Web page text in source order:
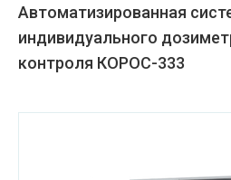
Автоматизированная
индивидуального
контроля КОРОС-333